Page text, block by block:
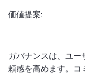
価値提案:
ガバナンスは、ユ
頼感を高めます。コ